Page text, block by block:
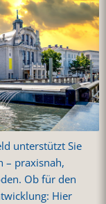
unterstützt Sie
– praxisnah,
Ob für den
Hier